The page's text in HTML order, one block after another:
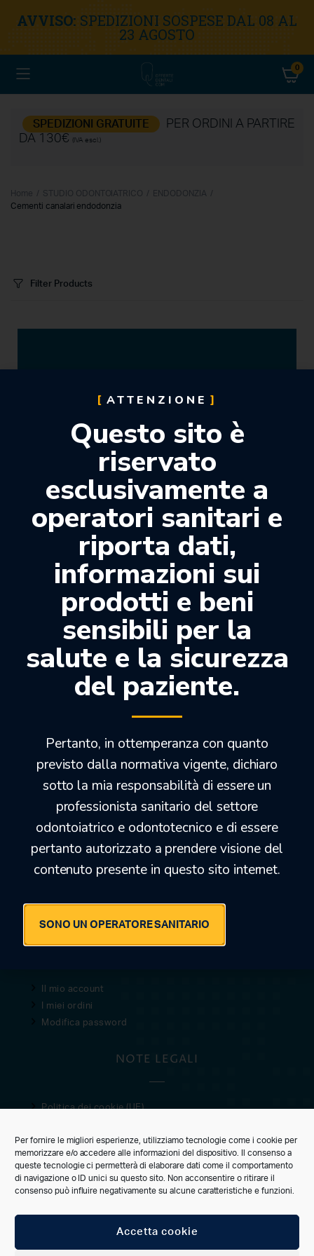
Per fornire le migliori esperienze, utilizziamo tecnologie come i cookie per
memorizzare e/o accedere alle informazioni del dispositivo. Il consenso a
queste tecnologie ci permetterà di elaborare dati come il comportamento
di navigazione o ID unici su questo sito. Non acconsentire o ritirare il
consenso può influire negativamente su alcune caratteristiche e funzioni.
Accetta cookie
AVVISO: SPEDIZIONI SOSPESE DAL 08 AL
23 AGOSTO
0
SPEDIZIONI GRATUITE
PER ORDINI A PARTIRE
DA 130€
(IVA escl.)
Home STUDIO ODONTOIATRICO
ENDODONZIA
Cementi canalari endodonzia
Filter Products
MEDICAZIONI/CHIRURGIA
© 2021 · 2026 SAN MARCO SRL
AREA CLIENTI
Il mio account
I miei ordini
Modifica password
NOTE LEGALI
Politica dei cookie (UE)
Condizioni di vendita
CUSTOMER CARE
ATTENZIONE
Questo sito è
riservato
esclusivamente a
operatori sanitari e
riporta dati,
informazioni sui
prodotti e beni
sensibili per la
salute e la sicurezza
del paziente.
Pertanto, in ottemperanza con quanto
previsto dalla normativa vigente, dichiaro
sotto la mia responsabilità di essere un
professionista sanitario del settore
odontoiatrico e odontotecnico e di essere
pertanto autorizzato a prendere visione del
contenuto presente in questo sito internet.
SONO UN OPERATORE SANITARIO